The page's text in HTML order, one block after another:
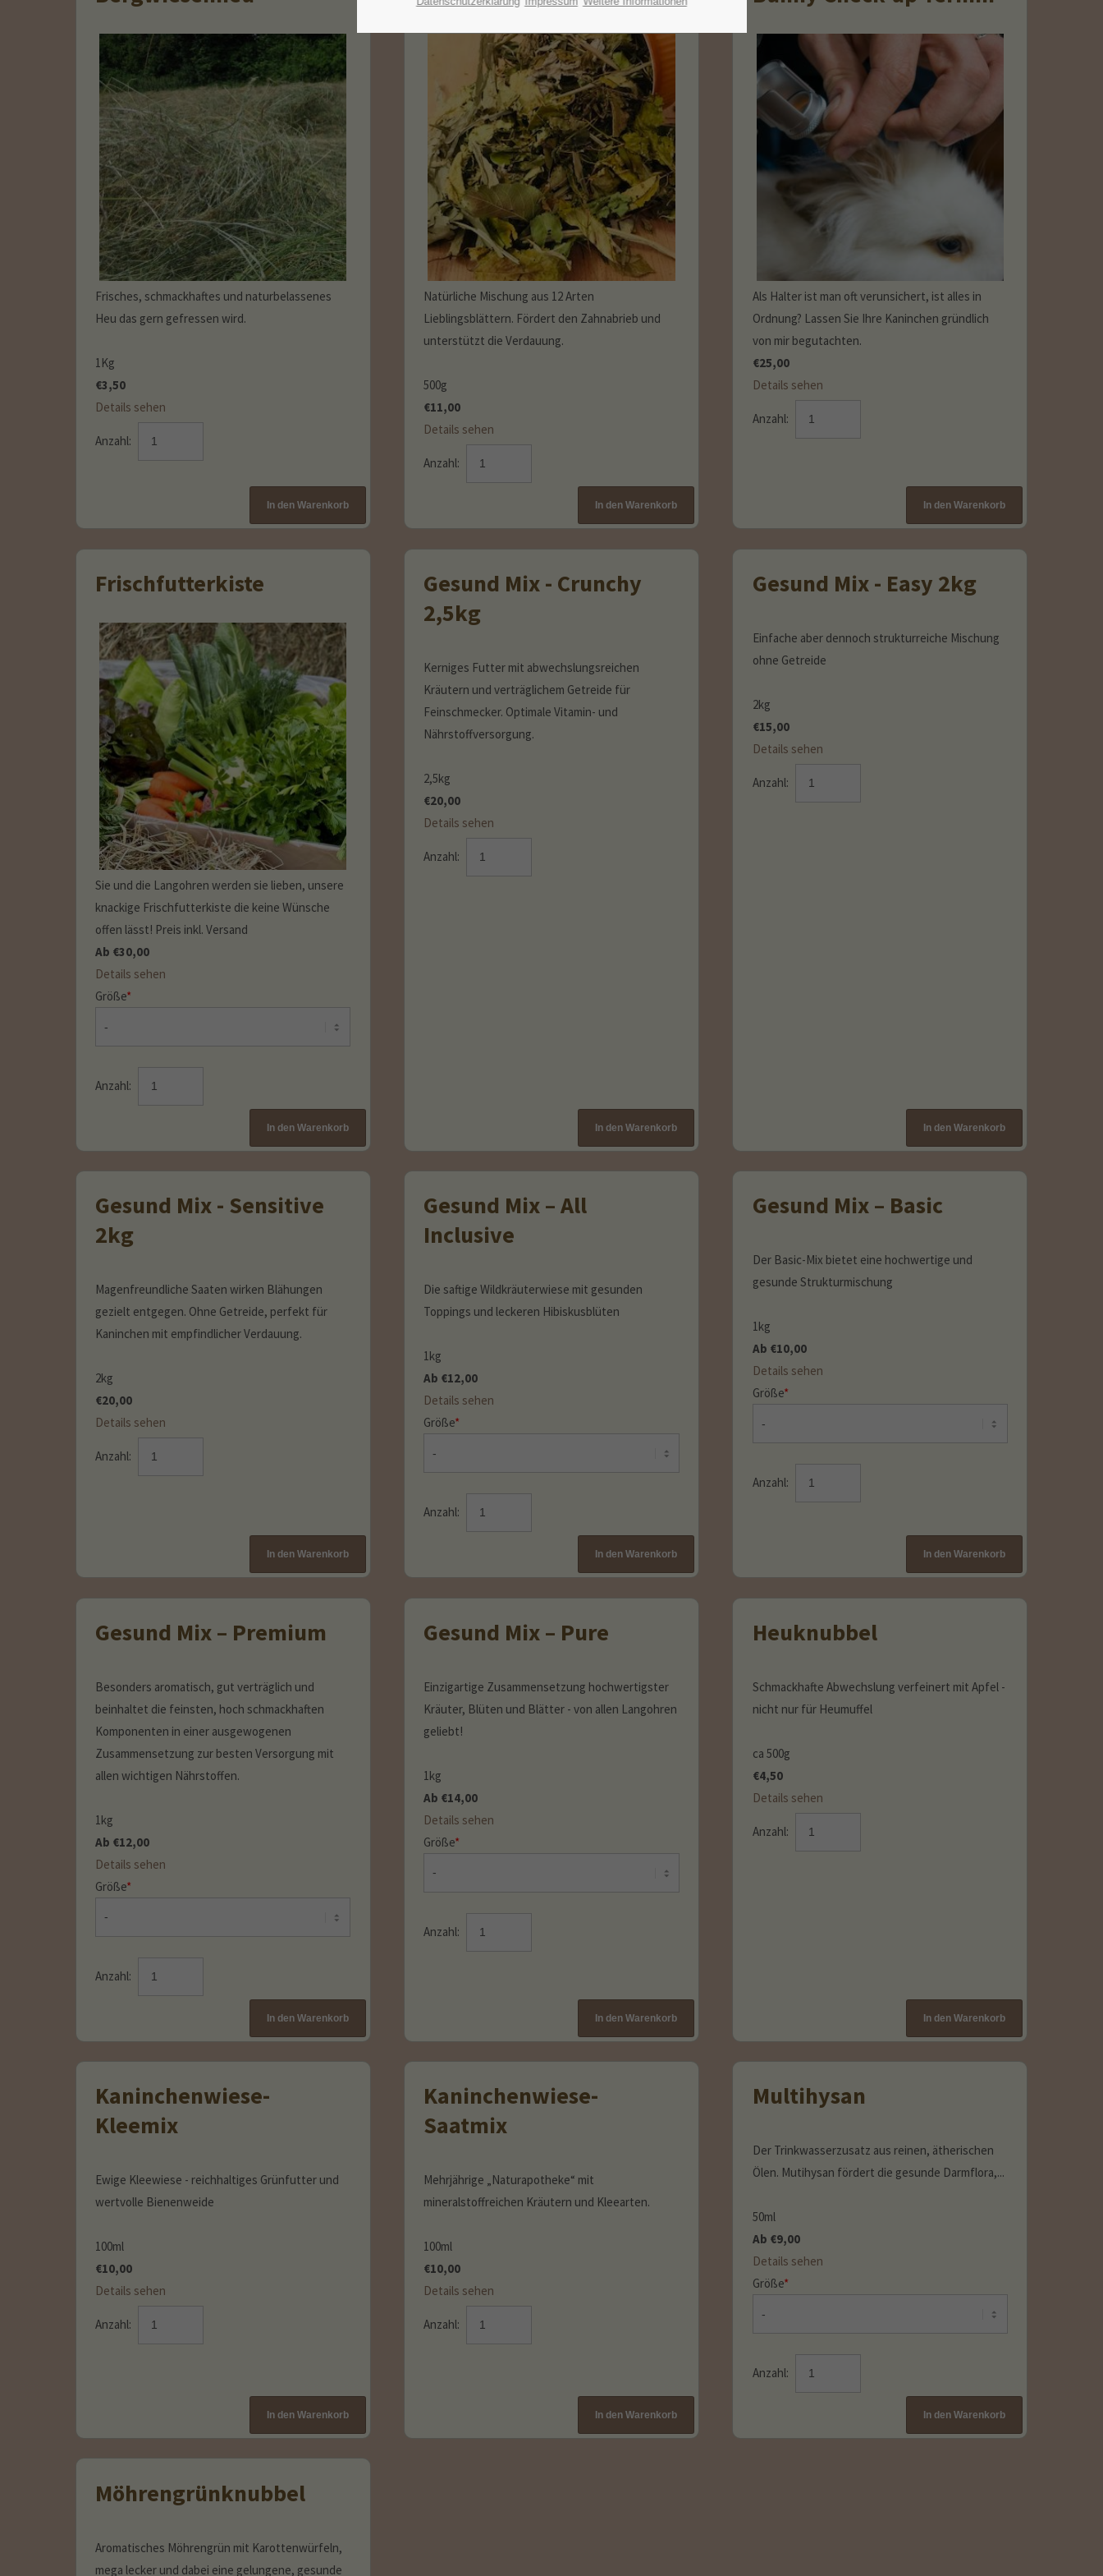
Frisches, schmackhaftes und naturbelassenes
Heu das gern gefressen wird.
1Kg
€3,50
Details sehen
Anzahl:
Natürliche Mischung aus 12 Arten
Lieblingsblättern. Fördert den Zahnabrieb und
unterstützt die Verdauung.
500g
€11,00
Details sehen
Anzahl:
Als Halter ist man oft verunsichert, ist alles in
Ordnung? Lassen Sie Ihre Kaninchen gründlich
von mir begutachten.
€25,00
Details sehen
Anzahl:
Frischfutterkiste
Sie und die Langohren werden sie lieben, unsere
knackige Frischfutterkiste die keine Wünsche
offen lässt! Preis inkl. Versand
Ab €30,00
Details sehen
Größe*
Anzahl:
Gesund Mix - Crunchy
2,5kg
Kerniges Futter mit abwechslungsreichen
Kräutern und verträglichem Getreide für
Feinschmecker. Optimale Vitamin- und
Nährstoffversorgung.
2,5kg
€20,00
Details sehen
Anzahl:
Gesund Mix - Easy 2kg
Einfache aber dennoch strukturreiche Mischung
ohne Getreide
2kg
€15,00
Details sehen
Anzahl:
Gesund Mix - Sensitive
2kg
Magenfreundliche Saaten wirken Blähungen
gezielt entgegen. Ohne Getreide, perfekt für
Kaninchen mit empfindlicher Verdauung.
2kg
€20,00
Details sehen
Anzahl:
Gesund Mix – All
Inclusive
Die saftige Wildkräuterwiese mit gesunden
Toppings und leckeren Hibiskusblüten
1kg
Ab €12,00
Details sehen
Größe*
Anzahl:
Gesund Mix – Basic
Der Basic-Mix bietet eine hochwertige und
gesunde Strukturmischung
1kg
Ab €10,00
Details sehen
Größe*
Anzahl:
Gesund Mix – Premium
Besonders aromatisch, gut verträglich und
beinhaltet die feinsten, hoch schmackhaften
Komponenten in einer ausgewogenen
Zusammensetzung zur besten Versorgung mit
allen wichtigen Nährstoffen.
1kg
Ab €12,00
Details sehen
Größe*
Anzahl:
Gesund Mix – Pure
Einzigartige Zusammensetzung hochwertigster
Kräuter, Blüten und Blätter - von allen Langohren
geliebt!
1kg
Ab €14,00
Details sehen
Größe*
Anzahl:
Heuknubbel
Schmackhafte Abwechslung verfeinert mit Apfel -
nicht nur für Heumuffel
ca 500g
€4,50
Details sehen
Anzahl:
Kaninchenwiese-
Kleemix
Ewige Kleewiese - reichhaltiges Grünfutter und
wertvolle Bienenweide
100ml
€10,00
Details sehen
Anzahl:
Kaninchenwiese-
Saatmix
Mehrjährige „Naturapotheke“ mit
mineralstoffreichen Kräutern und Kleearten.
100ml
€10,00
Details sehen
Anzahl:
Multihysan
Der Trinkwasserzusatz aus reinen, ätherischen
Ölen. Mutihysan fördert die gesunde Darmflora,...
50ml
Ab €9,00
Details sehen
Größe*
Anzahl:
Möhrengrünknubbel
Aromatisches Möhrengrün mit Karottenwürfeln,
mega lecker und dabei eine gelungene, gesunde